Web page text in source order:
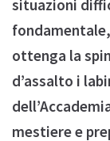
situazioni
ottenga la
d’assalto i
mestiere e